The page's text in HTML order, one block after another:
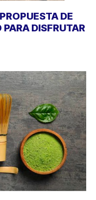
DE
DISFRUTAR